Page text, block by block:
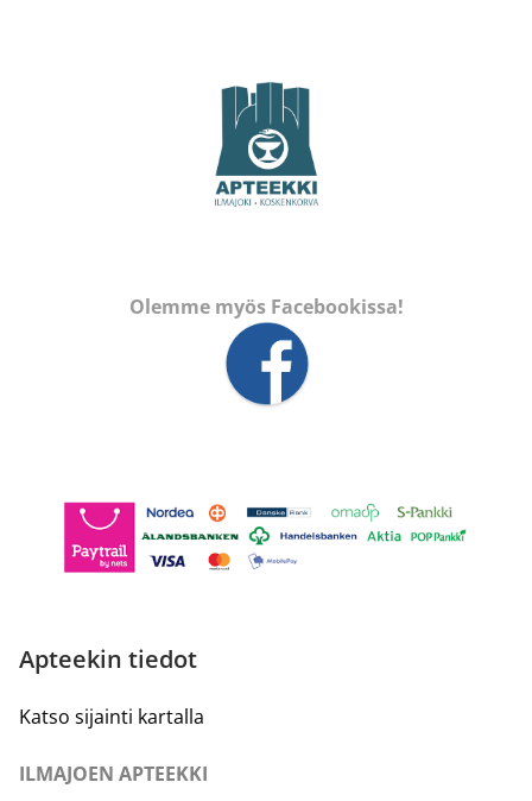
Olemme myös Facebookissa!
Apteekin tiedot
Katso sijainti kartalla
ILMAJOEN APTEEKKI